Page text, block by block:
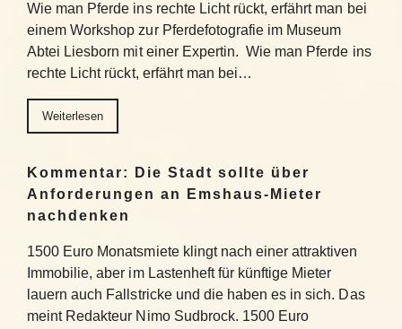
Wie man Pferde ins rechte Licht rückt, erfährt man bei
einem Workshop zur Pferdefotografie im Museum
Abtei Liesborn mit einer Expertin. Wie man Pferde ins
rechte Licht rückt, erfährt man bei…
Weiterlesen
Kommentar: Die Stadt sollte über
Anforderungen an Emshaus-Mieter
nachdenken
1500 Euro Monatsmiete klingt nach einer attraktiven
Immobilie, aber im Lastenheft für künftige Mieter
lauern auch Fallstricke und die haben es in sich. Das
meint Redakteur Nimo Sudbrock. 1500 Euro